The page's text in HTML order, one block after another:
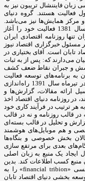
‌زبان فایننشال تریبون نیز به
فعالیت هستند. گروه دنیای
مرکز همایش‌ها نیز می‌باشد.
اولین زیرمجموعه این هلدینگ، دنیای اقتصاد، از سال 1381 فعالیت خود را آغاز
تنها روزنامه اقتصادی ایران
خبرگزاری اقتصاد نیوز
تابان است. آقای بختیاری در
می‌دارند که: پس از به ثبات
و جبران نقاط ضعف کشف
برنامه‌های توسعه فعالیت
خود، تصمیم گرفته شد تا هفته نامه تجارت فردا در تیرماه سال 1391 راه‌اندازی
ارائه مقالات، گزارش‌ها و
در روزنامه دنیای اقتصاد اخذ
ترتیب در فرآیند کاری خود
در قالب روزنامه و نه در قالب
و تحلیل در قالب بسته‌ای
و هم موبایل‌های هوشمند
بخش خصوصی و بنگاه‌ها
بعدی برای مرتفع سازی
ایجاد یک منبع به زبان اصلی
منبع کسب اطلاعات کند. بدین
ترتیب، یکی از اجزای هلدینگ یعنی روزنامه انگلیسی «financial tribion» را به
بخشی دنیای اقتصاد تابان